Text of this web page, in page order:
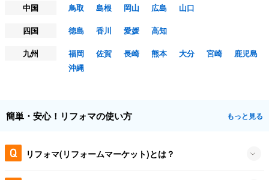
中国
鳥取 島根 岡山 広島
山口
四国
徳島 香川 愛媛
高知
九州
福岡 佐賀 長崎 熊本 大分 宮崎
鹿児島
沖縄
簡単・安心！リフォマの使い方 もっと見る
リフォマ(リフォームマーケット)とは？